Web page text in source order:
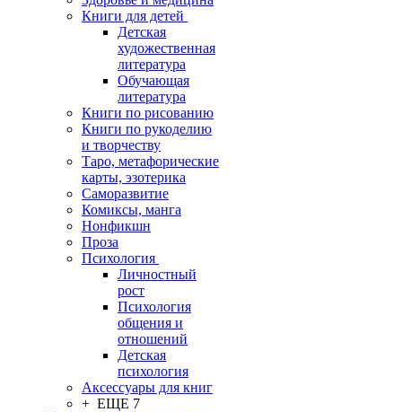
Книги для детей
Детская
художественная
литература
Обучающая
литература
Книги по рисованию
Книги по рукоделию
и творчеству
Таро, метафорические
карты, эзотерика
Саморазвитие
Комиксы, манга
Нонфикшн
Проза
Психология
Личностный
рост
Психология
общения и
отношений
Детская
психология
Аксессуары для книг
+ ЕЩЕ 7